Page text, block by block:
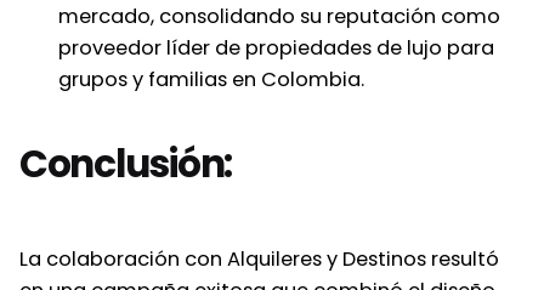
mercado, consolidando su reputación como
proveedor líder de propiedades de lujo para
grupos y familias en Colombia.
Conclusión:
La colaboración con Alquileres y Destinos resultó